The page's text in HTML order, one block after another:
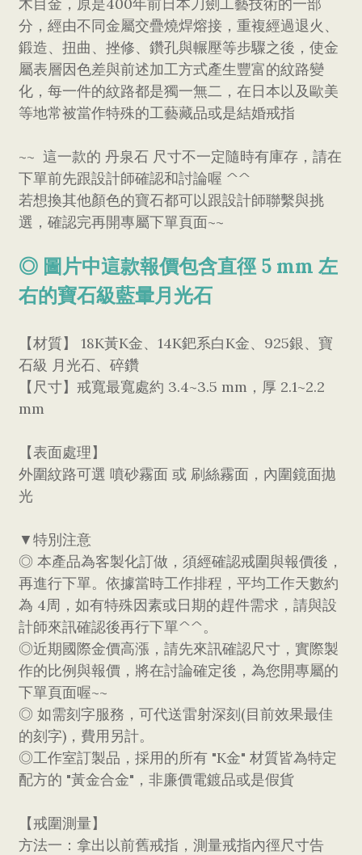
分，經由不同金屬交疊燒焊熔接，重複經過退火、
鍛造、扭曲、挫修、鑽孔與輾壓等步驟之後，使金
屬表層因色差與前述加工方式產生豐富的紋路變
化，每一件的紋路都是獨一無二，在日本以及歐美
等地常被當作特殊的工藝藏品或是結婚戒指
~~ 這一款的 丹泉石 尺寸不一定隨時有庫存，請在
下單前先跟設計師確認和討論喔 ^^
若想換其他顏色的寶石都可以跟設計師聯繫與挑
選，確認完再開專屬下單頁面~~
◎ 圖片中這款報價包含直徑 5 mm 左
右的寶石級藍暈月光石
【材質】 18K黃K金、14K鈀系白K金、925銀、寶
石級 月光石、碎鑽
【尺寸】戒寬最寬處約 3.4~3.5 mm，厚 2.1~2.2
mm
【表面處理】
外圍紋路可選 噴砂霧面 或 刷絲霧面，內圍鏡面拋
光
▼特別注意
◎ 本產品為客製化訂做，須經確認戒圍與報價後，
再進行下單。依據當時工作排程，平均工作天數約
為 4周，如有特殊因素或日期的趕件需求，請與設
計師來訊確認後再行下單^^。
◎近期國際金價高漲，請先來訊確認尺寸，實際製
作的比例與報價，將在討論確定後，為您開專屬的
下單頁面喔~~
◎ 如需刻字服務，可代送雷射深刻(目前效果最佳
的刻字)，費用另計。
◎工作室訂製品，採用的所有 "K金" 材質皆為特定
配方的 "黃金合金"，非廉價電鍍品或是假貨
【戒圍測量】
方法一：拿出以前舊戒指，測量戒指內徑尺寸告